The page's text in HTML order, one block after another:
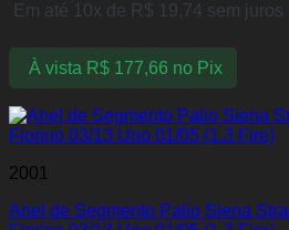
Em até 10x de R$ 19,74 sem juros
À vista R$177,66 no Pix
2001
Anel de Segmento Palio Siena